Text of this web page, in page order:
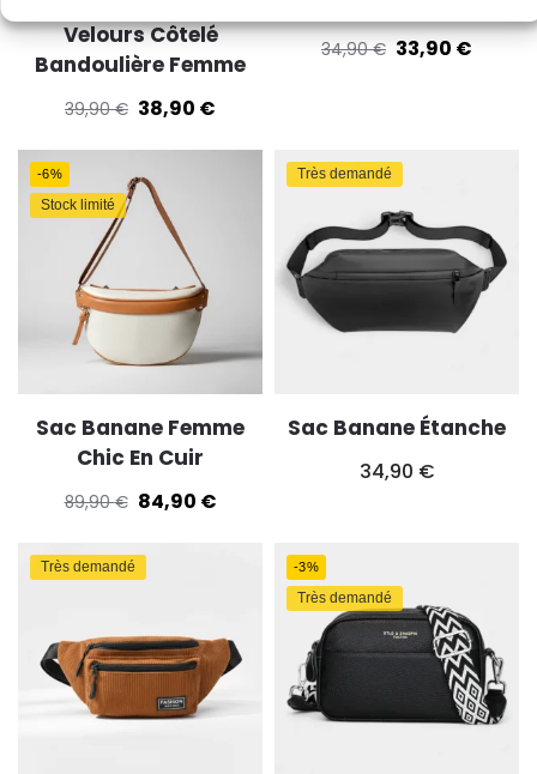
Velours Côtelé
Bandoulière Femme
39,90€ 38,90 €
34,90€ 33,90 €
-6%
Stock limité
Sac Banane Femme
Chic En Cuir
89,90€ 84,90 €
Très demandé
Sac Banane Étanche
34,90 €
Très demandé -3%
Très demandé